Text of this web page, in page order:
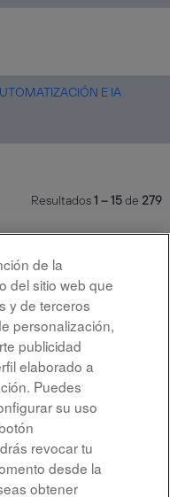
E IA
Resultados1 – 15de 279
recibir una alerta:
de la
del sitio web que
y de terceros
personalización,
publicidad
elaborado a
Puedes
su uso
revocar tu
desde la
obtener